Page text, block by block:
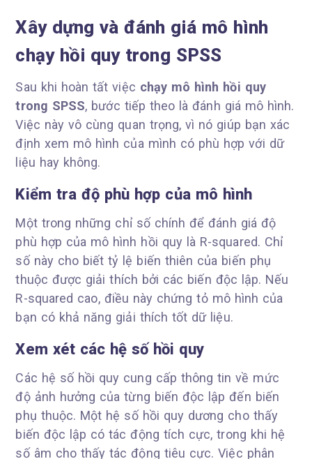
Xây dựng và đánh giá mô hình
chạy hồi quy trong SPSS
Sau khi hoàn tất việc chạy mô hình hồi quy
trong SPSS, bước tiếp theo là đánh giá mô hình.
Việc này vô cùng quan trọng, vì nó giúp bạn xác
định xem mô hình của mình có phù hợp với dữ
liệu hay không.
Kiểm tra độ phù hợp của mô hình
Một trong những chỉ số chính để đánh giá độ
phù hợp của mô hình hồi quy là R-squared. Chỉ
số này cho biết tỷ lệ biến thiên của biến phụ
thuộc được giải thích bởi các biến độc lập. Nếu
R-squared cao, điều này chứng tỏ mô hình của
bạn có khả năng giải thích tốt dữ liệu.
Xem xét các hệ số hồi quy
Các hệ số hồi quy cung cấp thông tin về mức
độ ảnh hưởng của từng biến độc lập đến biến
phụ thuộc. Một hệ số hồi quy dương cho thấy
biến độc lập có tác động tích cực, trong khi hệ
số âm cho thấy tác động tiêu cực. Việc phân